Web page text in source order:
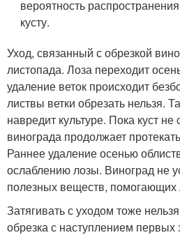
вероятность
кусту.
Уход, связанный с обрезкой
листопада. Лоза переходит
удаление веток происходит
листвы ветки обрезать нельзя.
навредит культуре. Пока куст не
винограда продолжает
Раннее удаление осенью
ослаблению лозы. Виноград не
полезных веществ, помогающих
Затягивать с уходом тоже
обрезка с наступлением